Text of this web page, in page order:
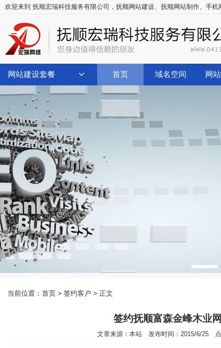
欢迎来到 抚顺宏瑞科技服务有限公司， 抚顺网站建设、 抚顺网站制作、 手机
网站建设套餐 首页 域名空间 网
当前位置： 首页 > 签约客户 > 正文
签约抚顺富森金峰木业
文章来源：本站 发布时间：2015/6/25 点